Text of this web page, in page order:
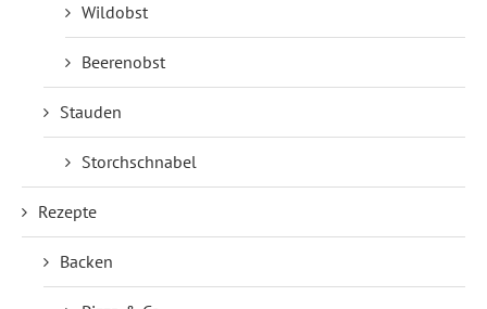
Wildobst
Beerenobst
Stauden
Storchschnabel
Rezepte
Backen